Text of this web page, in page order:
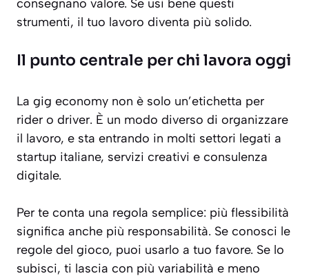
consegnano valore. Se usi bene questi
strumenti, il tuo lavoro diventa più solido.
Il punto centrale per chi lavora oggi
La gig economy non è solo un’etichetta per
rider o driver. È un modo diverso di organizzare
il lavoro, e sta entrando in molti settori legati a
startup italiane, servizi creativi e consulenza
digitale.
Per te conta una regola semplice: più flessibilità
significa anche più responsabilità. Se conosci le
regole del gioco, puoi usarlo a tuo favore. Se lo
subisci, ti lascia con più variabilità e meno